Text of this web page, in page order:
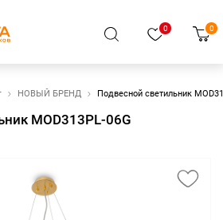
0 0
НОВЫЙ БРЕНД Подвесной светильник
MOD313PL-06G